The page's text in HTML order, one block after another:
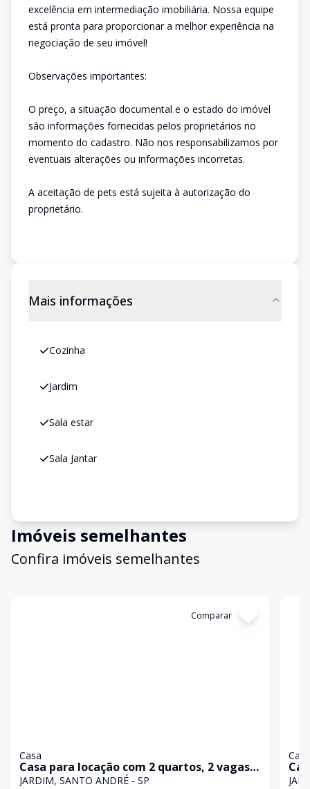
excelência em intermediação imobiliária. Nossa equipe
está pronta para proporcionar a melhor experiência na
negociação de seu imóvel!
Observações importantes:
O preço, a situação documental e o estado do imóvel
são informações fornecidas pelos proprietários no
momento do cadastro. Não nos responsabilizamos por
eventuais alterações ou informações incorretas.
A aceitação de pets está sujeita à autorização do
proprietário.
Mais informações
Cozinha
Jardim
Sala estar
Sala Jantar
Imóveis semelhantes
Confira imóveis semelhantes
Comparar
Casa
Casa para locação com 2 quartos, 2 vagas -
Jardim, Santo André
JARDIM, SANTO ANDRÉ - SP
Casa